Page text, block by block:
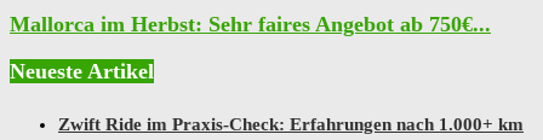
Mallorca im Herbst: Sehr faires Angebot ab 750€...
Neueste Artikel
Zwift Ride im Praxis-Check: Erfahrungen nach 1.000+ km